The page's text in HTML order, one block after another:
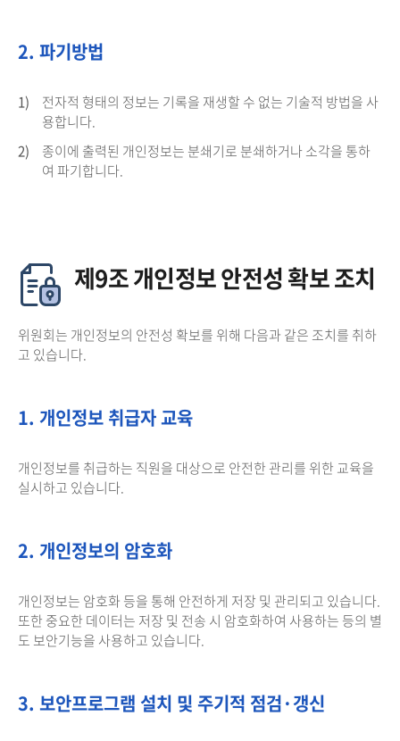
2. 파기방법
1)
전자적 형태의 정보는 기록을 재생할 수 없는 기술적 방법을 사
용합니다.
2)
종이에 출력된 개인정보는 분쇄기로 분쇄하거나 소각을 통하
여 파기합니다.
제9조 개인정보 안전성 확보 조치
위원회는 개인정보의 안전성 확보를 위해 다음과 같은 조치를 취하
고 있습니다.
1. 개인정보 취급자 교육
개인정보를 취급하는 직원을 대상으로 안전한 관리를 위한 교육을
실시하고 있습니다.
2. 개인정보의 암호화
개인정보는 암호화 등을 통해 안전하게 저장 및 관리되고 있습니다.
또한 중요한 데이터는 저장 및 전송 시 암호화하여 사용하는 등의 별
도 보안기능을 사용하고 있습니다.
3. 보안프로그램 설치 및 주기적 점검·갱신